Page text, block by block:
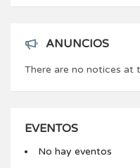
ANUNCIOS
There are no notices at
EVENTOS
No hay eventos